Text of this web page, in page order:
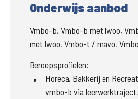
Onderwijs aanbod
Vmbo-b, Vmbo-b met lwoo,
met lwoo, Vmbo-t / mavo,
Beroepsprofielen:
Horeca, Bakkerij en
vmbo-b via